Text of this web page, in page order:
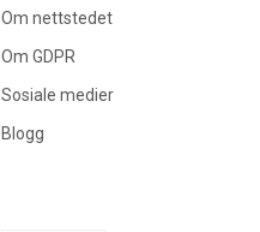
Om nettstedet
Om GDPR
Sosiale medier
Blogg